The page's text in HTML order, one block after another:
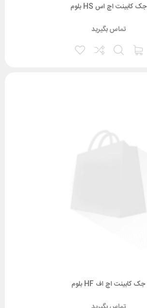
جک کابینت اچ اس HS بلوم
تماس بگیرید
جک کابینت اچ اف HF بلوم